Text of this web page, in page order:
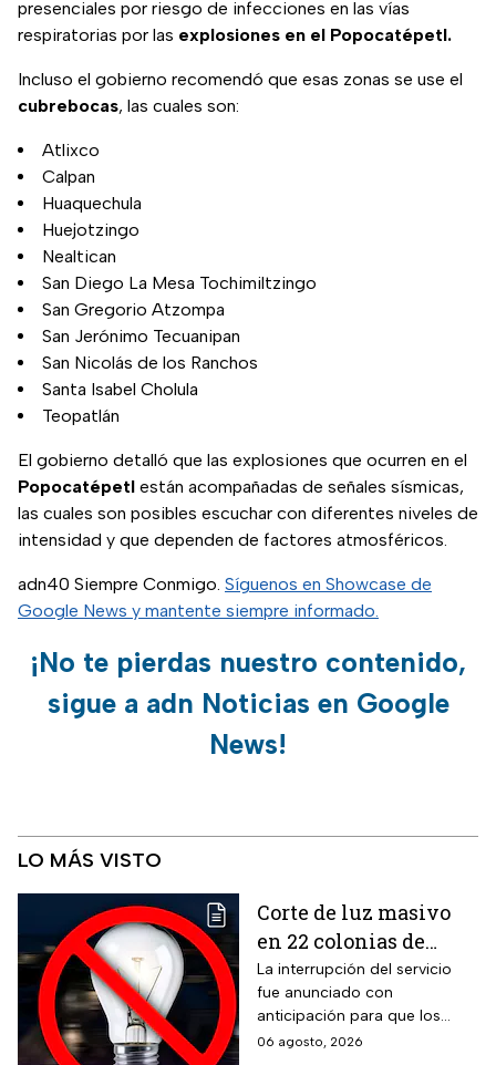
presenciales por riesgo de infecciones en las vías
respiratorias por las explosiones en el Popocatépetl.
Incluso el gobierno recomendó que esas zonas se use el
cubrebocas, las cuales son:
Atlixco
Calpan
Huaquechula
Huejotzingo
Nealtican
San Diego La Mesa Tochimiltzingo
San Gregorio Atzompa
San Jerónimo Tecuanipan
San Nicolás de los Ranchos
Santa Isabel Cholula
Teopatlán
El gobierno detalló que las explosiones que ocurren en el
Popocatépetl están acompañadas de señales sísmicas,
las cuales son posibles escuchar con diferentes niveles de
intensidad y que dependen de factores atmosféricos.
adn40 Siempre Conmigo. Síguenos en Showcase de
Google News y mantente siempre informado.
¡No te pierdas nuestro contenido,
sigue a adn Noticias en Google
News!
LO MÁS VISTO
Corte de luz masivo
en 22 colonias de
México; zonas
afectadas hoy 7 de
agosto
La interrupción del servicio
fue anunciado con
anticipación para que los
usuarios puedan tomar las
06 agosto, 2026